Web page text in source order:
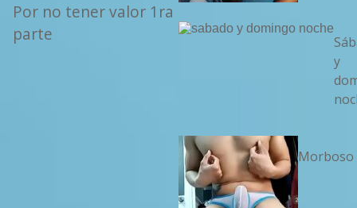
Por no tener valor 1ra
parte
y
Morboso